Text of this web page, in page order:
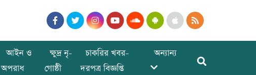
আইন ও
অপরাধ
ক্ষুদ্র নৃ-
গোষ্ঠী
চাকরির খবর-
দরপত্র বিজ্ঞপ্তি
অন্যান্য